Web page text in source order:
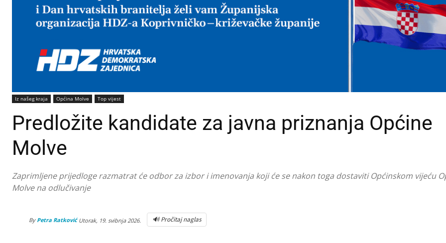
Iz našeg kraja Općina Molve Top vijest
Predložite kandidate za javna priznanja Općine
Molve
Zaprimljene prijedloge razmatrat će odbor za izbor i imenovanja koji će se nakon toga dostaviti Općinskom vijeću
Molve na odlučivanje
By Petra Ratković Utorak, 19. svibnja 2026. 🔊 Pročitaj naglas